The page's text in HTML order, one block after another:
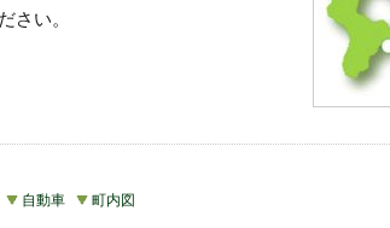
さい。
自動車 町内図